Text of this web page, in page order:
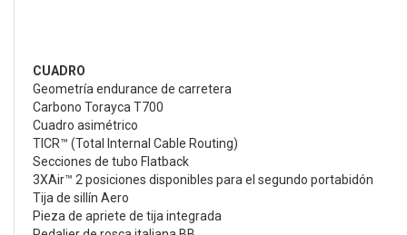
CUADRO
Geometría endurance de carretera
Carbono Torayca T700
Cuadro asimétrico
TICR™ (Total Internal Cable Routing)
Secciones de tubo Flatback
3XAir™ 2 posiciones disponibles para el segundo portabidón
Tija de sillín Aero
Pieza de apriete de tija integrada